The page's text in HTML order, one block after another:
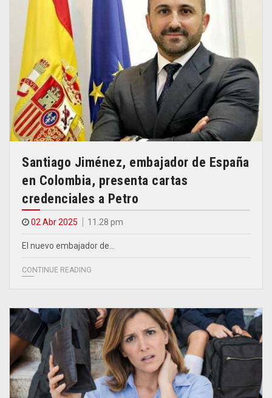
Santiago Jiménez, embajador de España
en Colombia, presenta cartas
credenciales a Petro
02 Abr 2025 11.28 pm
El nuevo embajador de…
CONTINUE READING